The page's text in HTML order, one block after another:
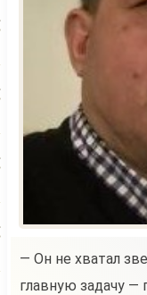
— Он не хватал
главную задачу —